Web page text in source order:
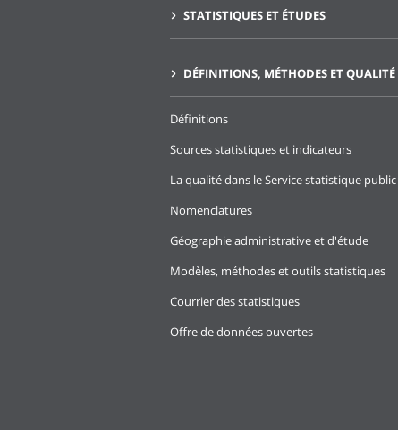
STATISTIQUES ET ÉTUDES
DÉFINITIONS, MÉTHODES ET QUALITÉ
Définitions
Sources statistiques et indicateurs
La qualité dans le Service statistique public
Nomenclatures
Géographie administrative et d'étude
Modèles, méthodes et outils statistiques
Courrier des statistiques
Offre de données ouvertes